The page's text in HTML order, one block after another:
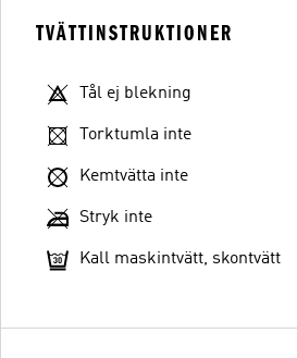
TVÄTTINSTRUKTIONER
Tål ej blekning
Torktumla inte
Kemtvätta inte
Stryk inte
Kall maskintvätt, skontvätt